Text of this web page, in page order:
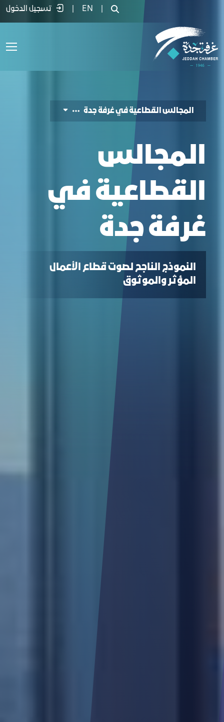
المجالس القطاعية في ﻏﺮﻓﺔ ﺟﺪة - غرفة
EN تسجيل الدخول
المجالس القطاعية في ﻏﺮﻓﺔ ﺟﺪة
المجالس
القطاعية في
ﻏﺮﻓﺔ ﺟﺪة
النموذج الناجح لصوت قطاع الأعمال
المؤثر والموثوق